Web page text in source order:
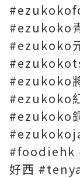
#ezukoko
#ezukoko
#ezukoko
#ezukoko
#ezukoko
#foodiehk
好西